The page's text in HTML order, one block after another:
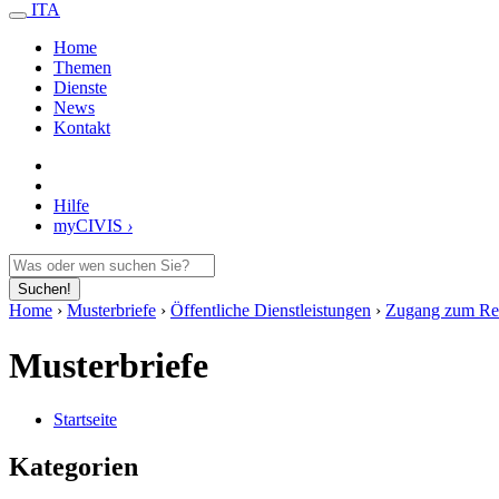
ITA
Home
Themen
Dienste
News
Kontakt
Hilfe
myCIVIS ›
Suchen!
Home › Musterbriefe › Öffentliche Dienstleistungen › Zugang zum
Musterbriefe
Startseite
Kategorien